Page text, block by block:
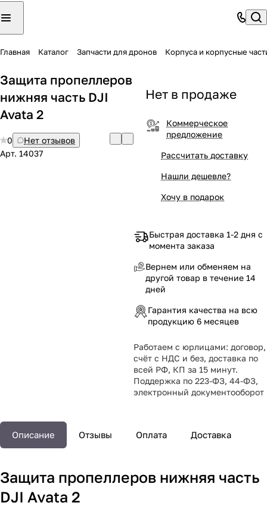
Главная Каталог Запчасти для дронов Корпуса и корпусные
Защита пропеллеров
нижняя часть DJI
Avata 2
0
Нет отзывов
Арт. 14037
Нет в продаже
Коммерческое
предложение
Рассчитать доставку
Нашли дешевле?
Хочу в подарок
Быстрая доставка 1-2 дня с
момента заказа
Вернем или обменяем на
другой товар в течение 14
дней
Гарантия качества на всю
продукцию 6 месяцев
Работаем с юрлицами: договор,
счёт с НДС и без, доставка по
всей РФ, КП за 15 минут.
Поддержка по 223-ФЗ, 44-ФЗ,
электронный документооборот
Описание Отзывы Оплата Доставка
Защита пропеллеров нижняя часть
DJI Avata 2